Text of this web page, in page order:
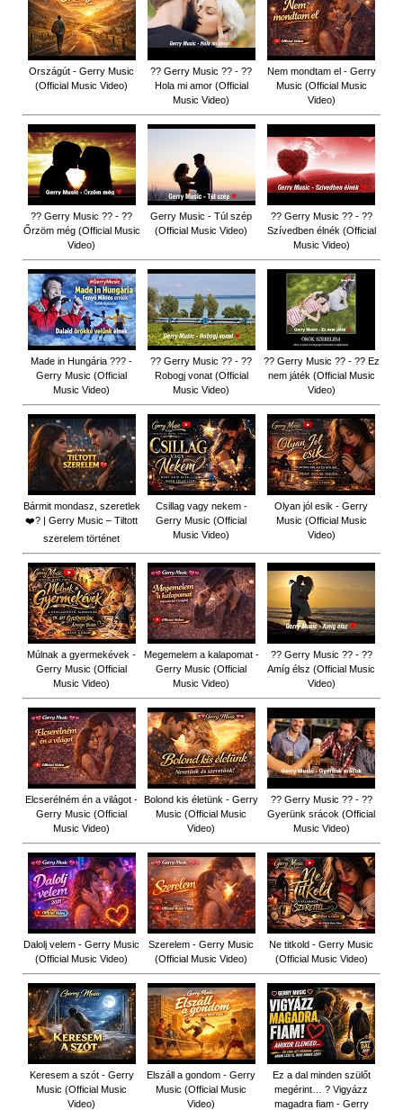
Országút - Gerry Music
(Official Music Video)
?? Gerry Music ?? - ??
Hola mi amor (Official
Music Video)
Nem mondtam el - Gerry
Music (Official Music
Video)
?? Gerry Music ?? - ??
Őrzöm még (Official Music
Video)
Gerry Music - Túl szép
(Official Music Video)
?? Gerry Music ?? - ??
Szívedben élnék (Official
Music Video)
Made in Hungária ??? -
Gerry Music (Official
Music Video)
?? Gerry Music ?? - ??
Robogj vonat (Official
Music Video)
?? Gerry Music ?? - ?? Ez
nem játék (Official Music
Video)
Bármit mondasz, szeretlek
❤️‍? | Gerry Music – Tiltott
szerelem történet
Csillag vagy nekem -
Gerry Music (Official
Music Video)
Olyan jól esik - Gerry
Music (Official Music
Video)
Múlnak a gyermekévek -
Gerry Music (Official
Music Video)
Megemelem a kalapomat -
Gerry Music (Official
Music Video)
?? Gerry Music ?? - ??
Amíg élsz (Official Music
Video)
Elcserélném én a világot -
Gerry Music (Official
Music Video)
Bolond kis életünk - Gerry
Music (Official Music
Video)
?? Gerry Music ?? - ??
Gyerünk srácok (Official
Music Video)
Dalolj velem - Gerry Music
(Official Music Video)
Szerelem - Gerry Music
(Official Music Video)
Ne titkold - Gerry Music
(Official Music Video)
Keresem a szót - Gerry
Music (Official Music
Video)
Elszáll a gondom - Gerry
Music (Official Music
Video)
Ez a dal minden szülőt
megérint… ? Vigyázz
magadra fiam - Gerry